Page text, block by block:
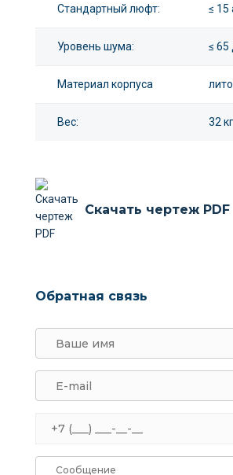
Стандартный люфт: ≤ 15
Уровень шума: ≤ 65
Материал корпуса
Вес: 32 кг
Скачать чертеж PDF
Обратная связь